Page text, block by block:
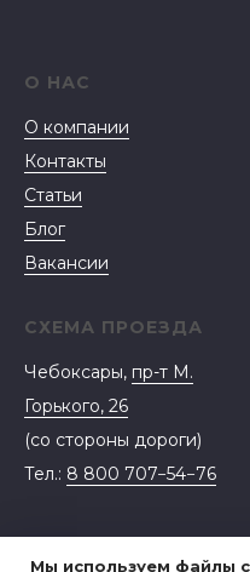
Мы используем файлы
О НАС
О компании
Контакты
Статьи
Блог
Вакансии
СХЕМА ПРОЕЗДА
Чебоксары, пр-т М.
Горького, 26
(со стороны дороги)
Тел.: 8 800 707−54−76